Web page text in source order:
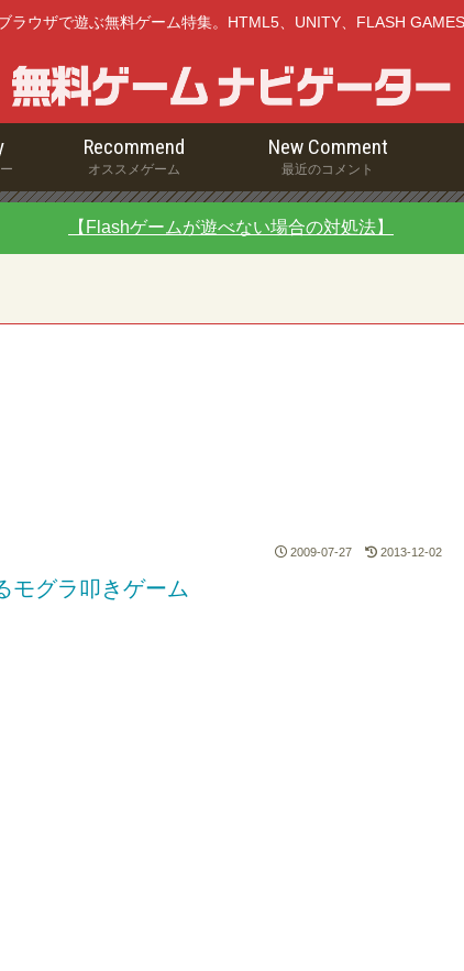
ラウザで遊ぶ無料ゲーム特集。HTML5、UNITY、FLASH GAMES
Recommend
オススメゲーム
New Comment
最近のコメント
【Flashゲームが遊べない場合の対処法】
2009-07-27 2013-12-02
モグラ叩きゲーム